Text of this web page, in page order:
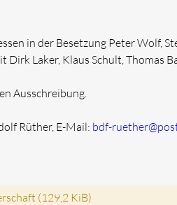
in der Besetzung Peter Wolf,
Laker, Klaus Schult, Thomas
Ausschreibung.
Rüther, E-Mail: bdf-
(129,2 KiB)